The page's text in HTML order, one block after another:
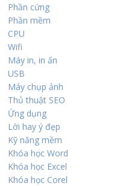
Phần cứng
Phần mềm
CPU
Wifi
Máy in, in ấn
USB
Máy chụp ảnh
Thủ thuật SEO
Ứng dụng
Lời hay ý đẹp
Kỹ năng mềm
Khóa học Word
Khóa học Excel
Khóa học Corel